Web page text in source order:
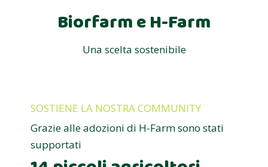
Biorfarm e H-Farm
Una scelta sostenibile
SOSTIENE LA NOSTRA COMMUNITY
Grazie alle adozioni di H-Farm sono stati
supportati